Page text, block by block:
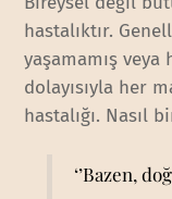
hastalıktır.
yaşamamış veya
dolayısıyla her
hastalığı. Nasıl
‘’Bazen,